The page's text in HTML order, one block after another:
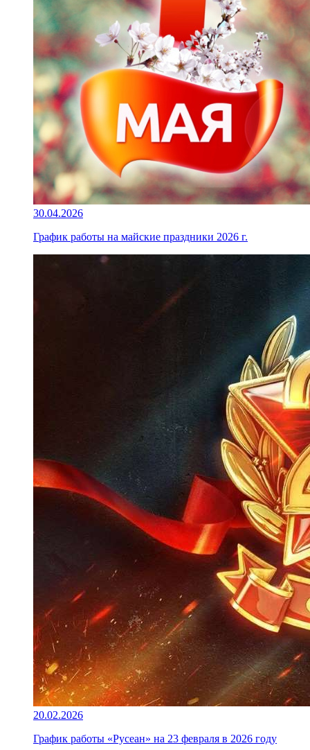
30.04.2026
График работы на майские праздники 2026 г.
20.02.2026
График работы «Русеан» на 23 февраля в 2026 году